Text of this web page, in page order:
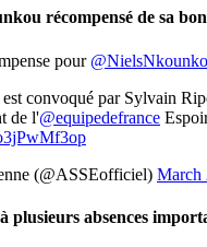
récompensé de sa
pour
convoqué par Sylvain
de l'@equipedefrance
(@ASSEofficiel) March
plusieurs absences